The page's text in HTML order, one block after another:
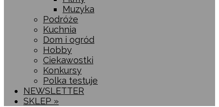
Muzyka
Podróże
Kuchnia
Dom i ogród
Hobby
Ciekawostki
Konkursy
Polka testuje
NEWSLETTER
SKLEP »